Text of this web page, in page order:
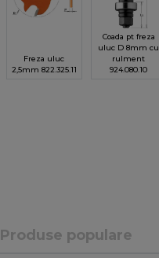
Freza uluc
2,5mm 822.325.11
Coada pt freza
uluc D 8mm cu
rulment
924.080.10
Produse populare